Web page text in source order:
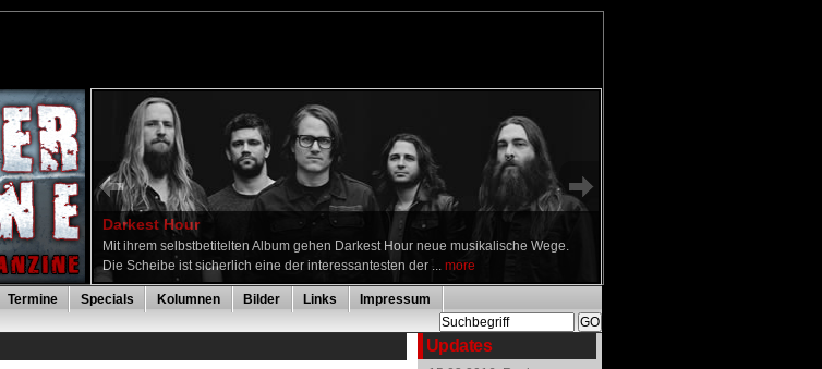
Darkest Hour
Mit ihrem selbstbetitelten Album gehen Darkest Hour neue musikalische Wege.
Die Scheibe ist sicherlich eine der interessantesten der ... more
Termine Specials Kolumnen Bilder Links Impressum
Updates